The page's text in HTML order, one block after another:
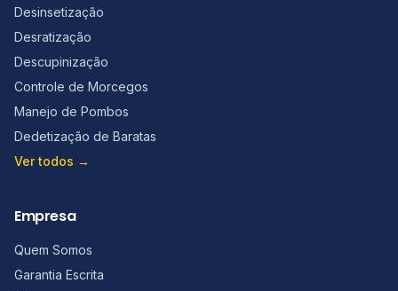
Desinsetização
Desratização
Descupinização
Controle de Morcegos
Manejo de Pombos
Dedetização de Baratas
Ver todos →
Empresa
Quem Somos
Garantia Escrita